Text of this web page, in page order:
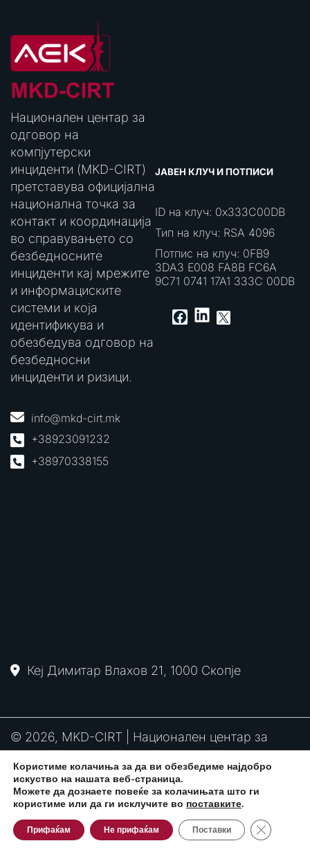
Користиме колачиња за да ви обезбедиме најдобро
искуство на нашата веб-страница.
Можете да дознаете повеќе за колачињата што ги
користиме или да ги исклучите во поставките.
Прифаќам Не прифаќам Поставки Close
Национален центар за
одговор на
компјутерски
инциденти (MKD-CIRT)
претставува официјална
национална точка за
контакт и координација
во справувањето со
безбедносните
инциденти кај мрежите
и информациските
системи и која
идентификува и
обезбедува одговор на
безбедносни
инциденти и ризици.
info@mkd-cirt.mk
+38923091232
+38970338155
ЈАВЕН КЛУЧ И ПОТПИСИ
ID на клуч: 0x333C00DB
Тип на клуч: RSA 4096
Потпис на клуч: 0FB9
3DA3 E008 FA8B FC6A
9C71 0741 17A1 333C 00DB
Facebook
LinkedIn
X
Кеј Димитар Влахов 21, 1000 Скопје
© 2026, MKD-CIRT | Национален центар за
одговор на компјутерски инциденти
PGP
потпис
RFC2350 Политика за привантост
Развиено од:CPP Services